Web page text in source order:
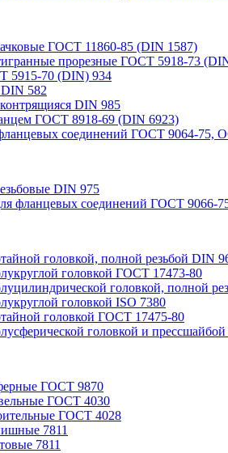
ГОСТ 11860-85 (DIN 1587)
прорезные ГОСТ 5918-73
5915-70 (DIN) 934
582
DIN 985
ГОСТ 8918-69 (DIN 6923)
соединений ГОСТ 9064-75,
DIN 975
фланцевых соединений ГОСТ 9066-
головкой, полной резьбой DIN
головкой ГОСТ 17473-80
головкой, полной
головкой ISO 7380
головкой ГОСТ 17475-80
головкой и
ГОСТ 9870
ГОСТ 4030
ГОСТ 4028
7811
7811